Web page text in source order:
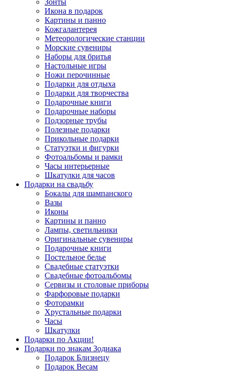
Зонты
Икона в подарок
Картины и панно
Кожгалантерея
Метеорологические станции
Морские сувениры
Наборы для бритья
Настольные игры
Ножи перочинные
Подарки для отдыха
Подарки для творчества
Подарочные книги
Подарочные наборы
Подзорные трубы
Полезные подарки
Прикольные подарки
Статуэтки и фигурки
Фотоальбомы и рамки
Часы интерьерные
Шкатулки для часов
Подарки на свадьбу
Бокалы для шампанского
Вазы
Иконы
Картины и панно
Лампы, светильники
Оригинальные сувениры
Подарочные книги
Постельное белье
Свадебные статуэтки
Свадебные фотоальбомы
Сервизы и столовые приборы
Фарфоровые подарки
Фоторамки
Хрустальные подарки
Часы
Шкатулки
Подарки по Акции!
Подарки по знакам Зодиака
Подарок Близнецу
Подарок Весам